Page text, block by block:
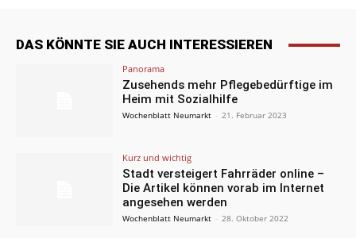
DAS KÖNNTE SIE AUCH INTERESSIEREN
Panorama
Zusehends mehr Pflegebedürftige im
Heim mit Sozialhilfe
Wochenblatt Neumarkt - 21. Februar 2023
Kurz und wichtig
Stadt versteigert Fahrräder online –
Die Artikel können vorab im Internet
angesehen werden
Wochenblatt Neumarkt - 28. Oktober 2022